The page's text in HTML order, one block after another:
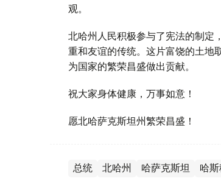
观。
北哈州人民积极参与了宪法的制定
重和友谊的传统。这片富饶的土地
为国家的繁荣昌盛做出贡献。
祝大家身体健康，万事如意！
愿北哈萨克斯坦州繁荣昌盛！
总统 北哈州 哈萨克斯坦 哈